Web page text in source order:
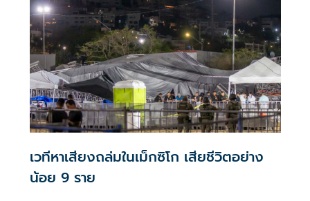
เวทีหาเสียงถล่มในเม็กซิโก เสียชีวิตอย่าง
น้อย 9 ราย